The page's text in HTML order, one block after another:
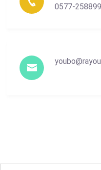
0577-